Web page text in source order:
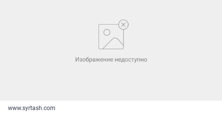
www.syrtash.com